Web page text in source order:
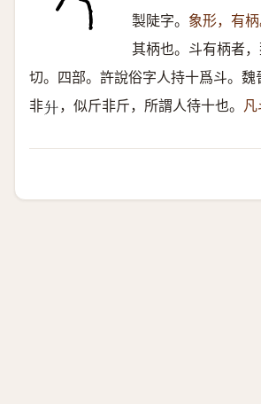
製陡字。 象形，有柄
其柄也。斗有柄者
切。四部。許說俗字人持十爲斗。魏
非𦫵 ，似斤非斤，所謂人待十也。 凡